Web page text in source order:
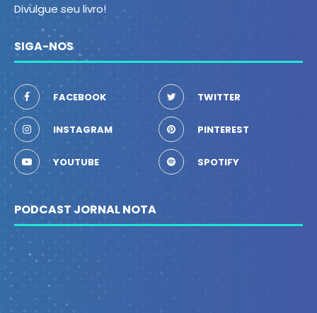
Divulgue seu livro!
SIGA-NOS
FACEBOOK TWITTER
INSTAGRAM PINTEREST
YOUTUBE SPOTIFY
PODCAST JORNAL NOTA